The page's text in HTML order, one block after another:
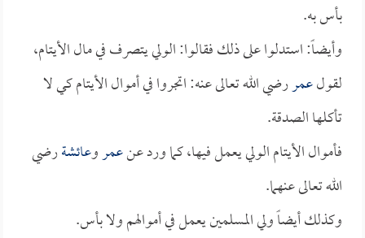
بأس به.
وأيضاً: استدلوا على ذلك فقالوا: الولي يتصرف في مال الأيتام،
لقولعمررضي الله تعالى عنه: اتجروا في أموال الأيتام كي لا
تأكلها الصدقة.
فأموال الأيتام الولي يعمل فيها، كما ورد عنعمروعائشةرضي
الله تعالى عنهما.
وكذلك أيضاً ولي المسلمين يعمل في أموالهم ولا بأس.